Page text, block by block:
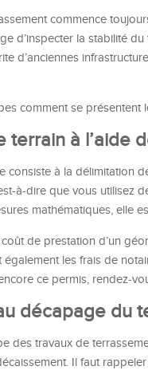
commence
d’inspecter la stabilité
d’anciennes
comment se présentent
terrain à l’aide
consiste à la délimitation
à-dire que vous utilisez
mathématiques, elle
de prestation d’un
également les frais de
ce permis, rendez-
décapage du
des travaux de
Il faut